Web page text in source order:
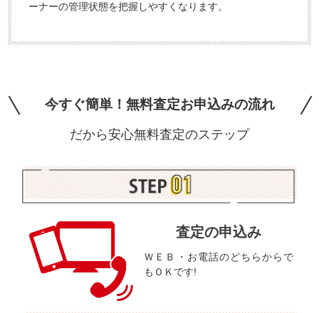
ーナーの管理状態を把握しやすくなります。
今すぐ簡単！無料査定お申込みの流れ
だから安心無料査定のステップ
査定の申込み
ＷＥＢ・お電話のどちらからで
もＯＫです!